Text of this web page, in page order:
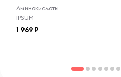
Аминокислоты
IPSUM
1 969